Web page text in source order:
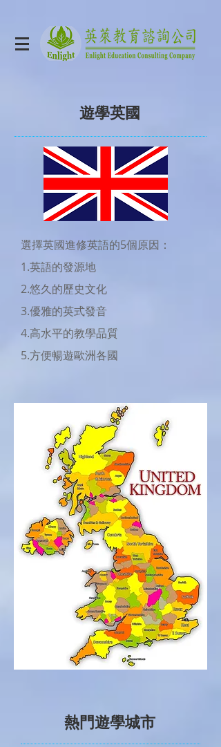
遊學英國
選擇英國進修英語的5個原因：
1.英語的發源地
2.悠久的歷史文化
3.優雅的英式發音
​4.高水平的教學品質
5.方便暢遊歐洲各國
熱門遊學城市